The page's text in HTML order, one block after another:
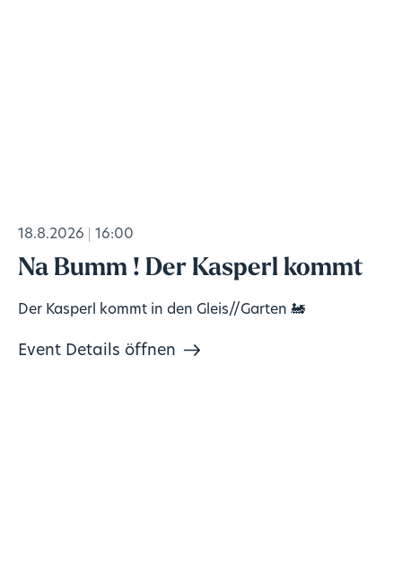
18.8.2026 16:00
Na Bumm ! Der Kasperl kommt
Der Kasperl kommt in den Gleis//Garten 🚂
Event Details öffnen